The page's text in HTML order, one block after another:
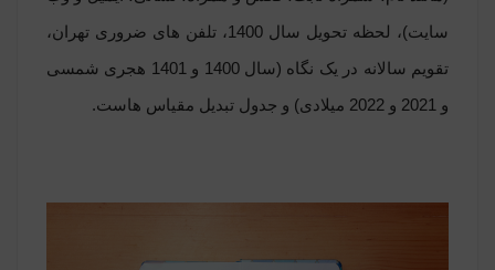
سایت)، لحظه تحویل سال 1400، تلفن های ضروری تهران،
تقویم سالانه در یک نگاه (سال 1400 و 1401 هجری شمسی
و 2021 و 2022 میلادی) و جدول تبدیل مقیاس هاست.